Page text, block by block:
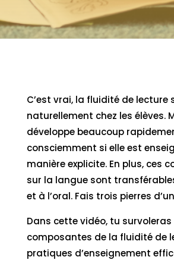
C’est vrai, la fluidité de lecture
naturellement chez les élèves.
développe beaucoup
consciemment si elle est
manière explicite. En plus, ces
sur la langue sont
et à l’oral. Fais trois pierres
Dans cette vidéo, tu survoleras
composantes de la fluidité de
pratiques d’enseignement